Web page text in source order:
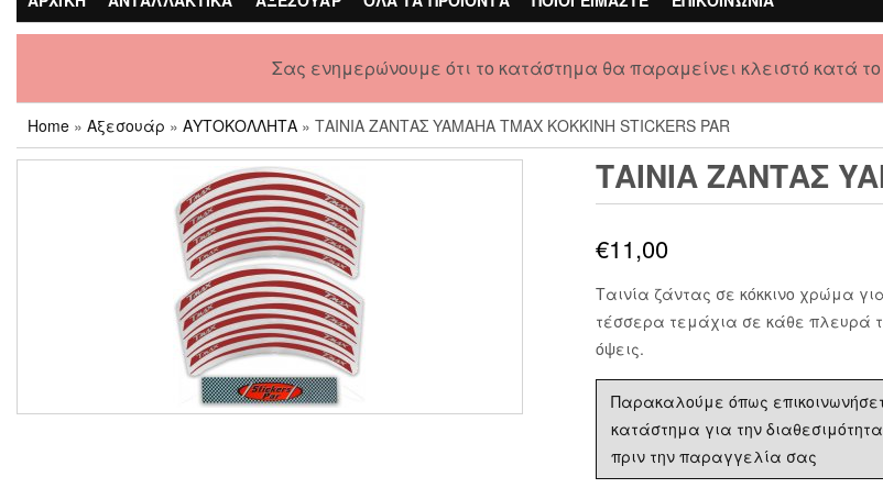
Σας ενημερώνουμε ότι το κατάστημα θα παραμείνει κλειστό κατά
Home » Αξεσουάρ » ΑΥΤΟΚΟΛΛΗΤΑ » ΤΑΙΝΙΑ ΖΑΝΤΑΣ YAMAHA TMAX ΚΟΚΚΙΝΗ STICKERS PAR
ΤΑΙΝΙΑ ΖΑΝΤΑΣ
€11,00
Ταινία ζάντας σε κόκκινο χρώμα
τέσσερα τεμάχια σε κάθε πλευρά
όψεις.
Παρακαλούμε όπως
κατάστημα για την διαθεσιμότητα
πριν την παραγγελία σας